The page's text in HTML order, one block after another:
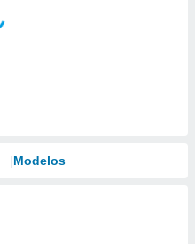
Modelos